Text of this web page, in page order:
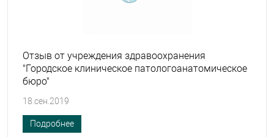
Отзыв от учреждения здравоохранения
"Городское клиническое патологоанатомическое
бюро"
18.сен.2019
Подробнее